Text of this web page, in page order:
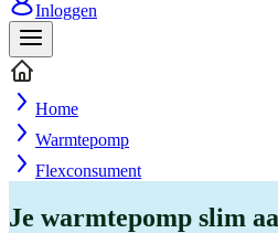
Inloggen
Home
Warmtepomp
Flexconsument
Je warmtepomp slim